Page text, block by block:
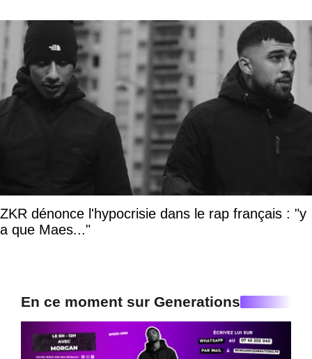
ZKR dénonce l'hypocrisie dans le rap français : "y
a que Maes..."
En ce moment sur Generations